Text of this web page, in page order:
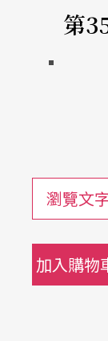
第
瀏覽文
加入購物